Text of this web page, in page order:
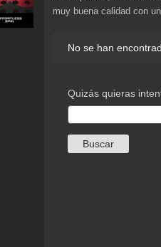
muy buena calidad con
No se han
Quizás quieras